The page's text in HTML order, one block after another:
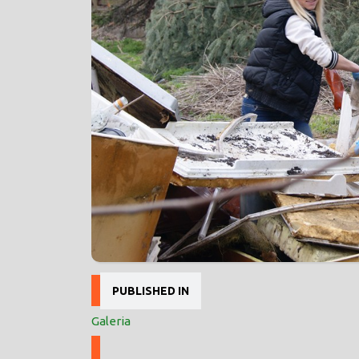
Nawigacja
wpisu
PUBLISHED IN
Galeria